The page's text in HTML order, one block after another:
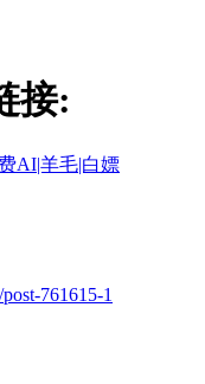
接:
AI|羊毛|白嫖
761615-1